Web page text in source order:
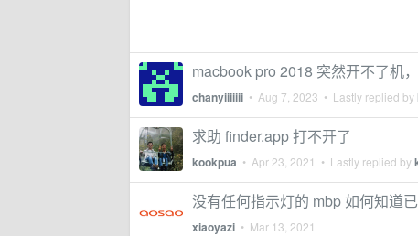
macbook pro 2018 突然开不了机
chanyiiiiiii • Aug 7, 2023 • Lastly replied by
求助 finder.app 打不开了
kookpua • Apr 23, 2021 • Lastly replied by
没有任何指示灯的 mbp 如何知道
xiaoyazi • Mar 13, 2021